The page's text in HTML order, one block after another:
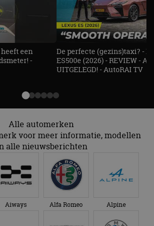
een
-
De perfecte (gezins)taxi? -
ES500e (2026) - REVIEW -
UITGELEGD! - AutoRAI TV
Alle automerken
voor meer informatie, modellen
alle nieuwsberichten
Aiways Alfa Romeo Alpine
en accountbeheer. De
niet goed worden gebruikt zonder de
cookies.
Aanbieder/
Cloudflare,
1 jaar
Deze
gebruikt
adres van
veiligheid
CookieScript
Cookie-
service om
bezoekers
Google Privacy Policy